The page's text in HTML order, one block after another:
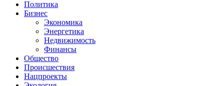
Политика
Бизнес
Экономика
Энергетика
Недвижимость
Финансы
Общество
Происшествия
Нацпроекты